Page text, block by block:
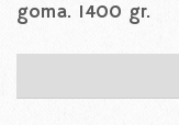
goma. 1400 gr.